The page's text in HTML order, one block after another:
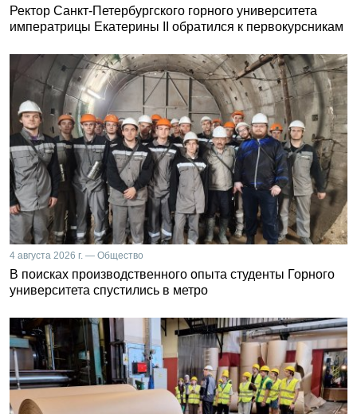
Ректор Санкт-Петербургского горного университета
императрицы Екатерины II обратился к первокурсникам
4 августа 2026 г. — Общество
В поисках производственного опыта студенты Горного
университета спустились в метро